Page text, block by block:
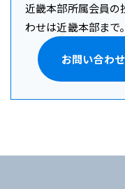
近畿本部所属会員の
わせは近畿本部まで。
お問い合わせ